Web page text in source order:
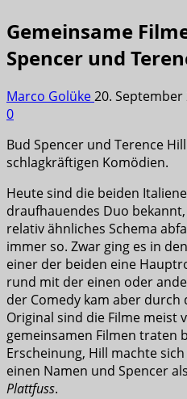
Gemeinsame
Spencer und
Marco Golüke20. September
0
Bud Spencer und Terence
schlagkräftigen Komödien.
Heute sind die beiden
draufhauendes Duo
relativ ähnliches Schema
immer so. Zwar ging es in
einer der beiden eine
rund mit der einen oder
der Comedy kam aber durch
Original sind die Filme meist
gemeinsamen Filmen traten
Erscheinung, Hill machte
einen Namen und Spencer
Plattfuss.